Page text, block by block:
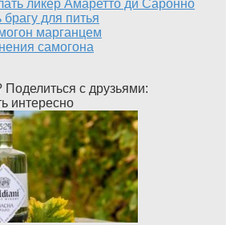
ликёр Амаретто ди Саронно
брагу для питья
марганцем
самогона
Поделиться с друзьями:
интересно